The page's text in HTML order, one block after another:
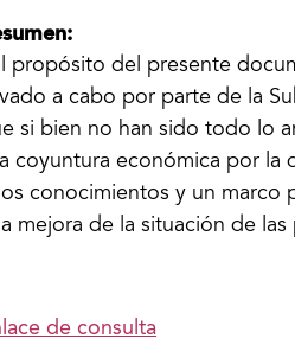
propósito del presente
a cabo por parte de la
si bien no han sido todo lo
coyuntura económica por la
conocimientos y un marco
mejora de la situación de
de consulta